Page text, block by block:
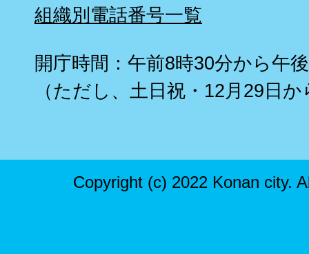
組織別電話番号一覧
開庁時間：午前8時30分から午
（ただし、土日祝・12月29日
Copyright (c) 2022 Konan city.